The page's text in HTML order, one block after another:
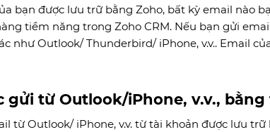
bạn được lưu trữ bằng Zoho, bất kỳ email nào
tiềm năng trong Zoho CRM. Nếu bạn gửi
như Outlook/ Thunderbird/ iPhone, v.v.. Email
gửi từ Outlook/iPhone, v.v.,
từ Outlook/ iPhone, v.v. từ tài khoản được lưu